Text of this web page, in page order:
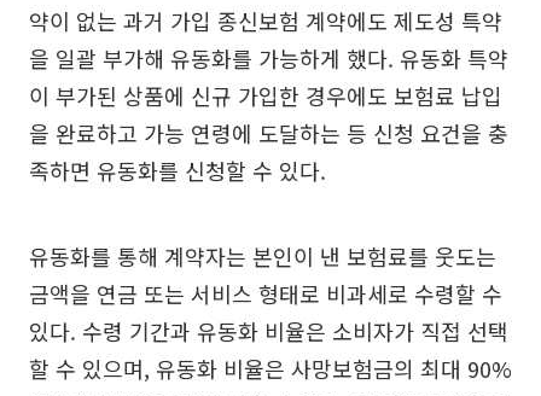
약이 없는 과거 가입 종신보험 계약에도 제도성 특약
을 일괄 부가해 유동화를 가능하게 했다. 유동화 특약
이 부가된 상품에 신규 가입한 경우에도 보험료 납입
을 완료하고 가능 연령에 도달하는 등 신청 요건을 충
족하면 유동화를 신청할 수 있다.
유동화를 통해 계약자는 본인이 낸 보험료를 웃도는
금액을 연금 또는 서비스 형태로 비과세로 수령할 수
있다. 수령 기간과 유동화 비율은 소비자가 직접 선택
할 수 있으며, 유동화 비율은 사망보험금의 최대 90%